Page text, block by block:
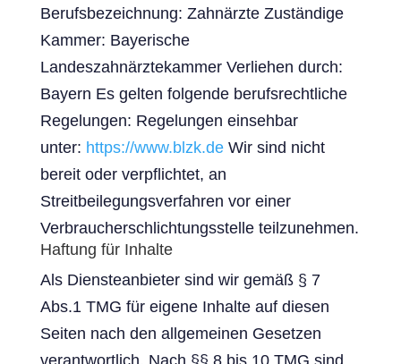
Berufsbezeichnung: Zahnärzte Zuständige
Kammer: Bayerische
Landeszahnärztekammer Verliehen durch:
Bayern Es gelten folgende berufsrechtliche
Regelungen: Regelungen einsehbar
unter: https://www.blzk.deWir sind nicht
bereit oder verpflichtet, an
Streitbeilegungsverfahren vor einer
Verbraucherschlichtungsstelle teilzunehmen.
Haftung für Inhalte
Als Diensteanbieter sind wir gemäß § 7
Abs.1 TMG für eigene Inhalte auf diesen
Seiten nach den allgemeinen Gesetzen